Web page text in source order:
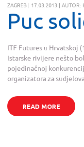
ZAGREB | 17.03.2013 | AUTOR:
Puc
ITF Futures u Hrvatskoj
Istarske rivijere nešto
pojedinačnoj
organizatora za
READ MORE